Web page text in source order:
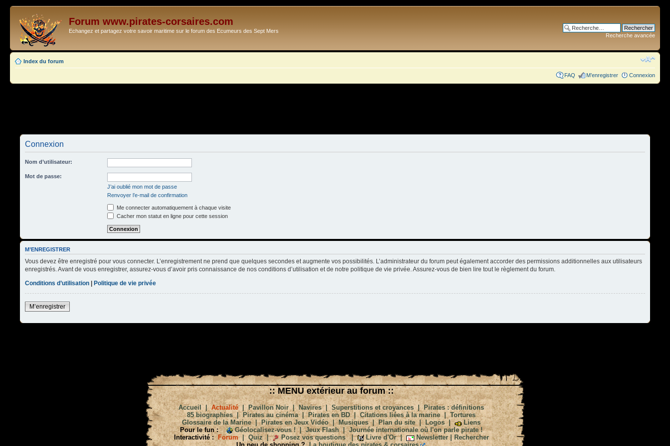
Forum www.pirates-corsaires.com
Echangez et partagez votre savoir maritime sur le forum des Ecumeurs des Sept Mers
Recherche avancée
Index du forum
FAQ M’enregistrer Connexion
Connexion
Nom d’utilisateur:
Mot de passe:
J’ai oublié mon mot de passe
Renvoyer l’e-mail de confirmation
Me connecter automatiquement à chaque visite
Cacher mon statut en ligne pour cette session
M’ENREGISTRER
Vous devez être enregistré pour vous connecter. L’enregistrement ne prend que quelques secondes et augmente vos possibilités. L’administrateur du forum peut également accorder des permissions additionnelles aux utilisateurs
enregistrés. Avant de vous enregistrer, assurez-vous d’avoir pris connaissance de nos conditions d’utilisation et de notre politique de vie privée. Assurez-vous de bien lire tout le règlement du forum.
Conditions d’utilisation | Politique de vie privée
M’enregistrer
:: MENU extérieur au forum ::
Accueil|Actualité|Pavillon Noir|Navires|Superstitions et croyances|Pirates : définitions
85 biographies| Pirates au cinéma|Pirates en BD|Citations liées à la marine|Tortures
Glossaire de la Marine|Pirates en Jeux Vidéo|Musiques|Plan du site|Logos|
Liens
Pour le fun :
Géolocalisez-vous !|Jeux Flash|Journée internationale où l'on parle pirate !
Interactivité : Forum| Quiz| Posez vos questions| Livre d'Or| Newsletter| Rechercher